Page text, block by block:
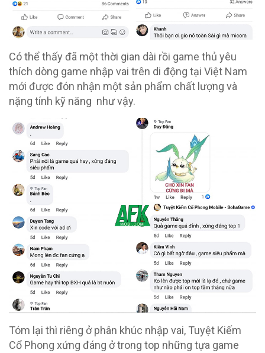
Có thể thấy đã một thời gian dài rồi game thủ yêu
thích dòng game nhập vai trên di động tại Việt Nam
mới được đón nhận một sản phẩm chất lượng và
nặng tính kỹ năng như vậy.
Tóm lại thì riêng ở phân khúc nhập vai, Tuyệt Kiếm
Cổ Phong xứng đáng ở trong top những tựa game